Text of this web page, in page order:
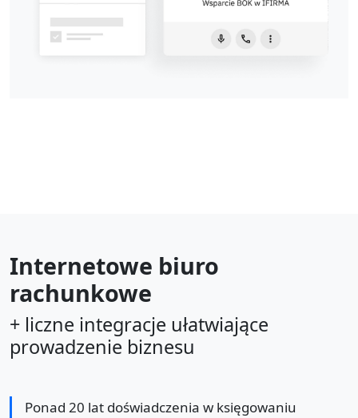
Internetowe biuro
rachunkowe
+ liczne integracje ułatwiające
prowadzenie biznesu
Ponad 20 lat doświadczenia w księgowaniu